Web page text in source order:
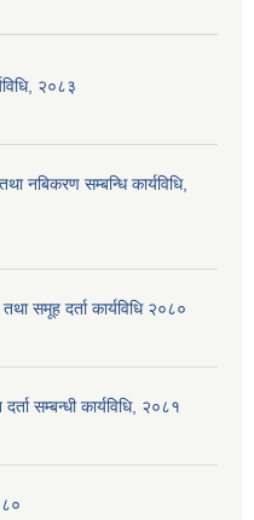
२०८३
नबिकरण सम्बन्धि कार्यविधि,
समूह दर्ता कार्यविधि २०८०
सम्बन्धी कार्यविधि, २०८१